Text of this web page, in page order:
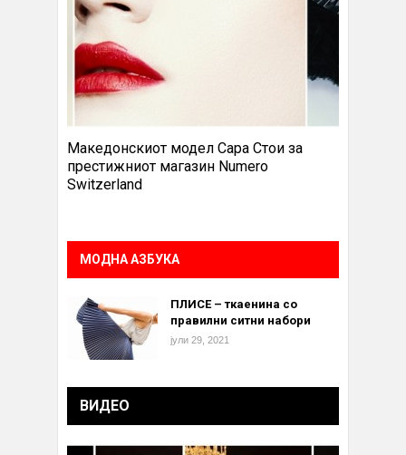
Македонскиот модел Сара Стои за
престижниот магазин Numero
Switzerland
МОДНА АЗБУКА
ПЛИСЕ – ткаенина со
правилни ситни набори
јули 29, 2021
ВИДЕО